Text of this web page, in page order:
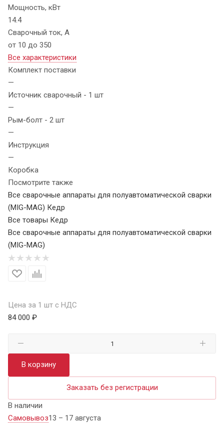
Мощность, кВт
14.4
Сварочный ток, А
от 10 до 350
Все характеристики
Комплект поставки
—
Источник сварочный - 1 шт
—
Рым-болт - 2 шт
—
Инструкция
—
Коробка
Посмотрите также
Все сварочные аппараты для полуавтоматической сварки
(MIG-MAG) Кедр
Все товары Кедр
Все сварочные аппараты для полуавтоматической сварки
(MIG-MAG)
Цена за 1 шт с НДС
84 000 ₽
В корзину
Заказать без регистрации
В наличии
Самовывоз13 – 17 августа